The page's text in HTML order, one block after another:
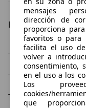
Estado del vehículo
Skoda Scala
Tipos de
mensajes
dirección de
proporciona
favoritos o para
facilita el uso
volver a
consentimiento,
en el uso a los
Los
cookies/
que